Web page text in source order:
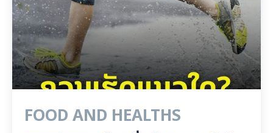
FOOD AND HEALTHS